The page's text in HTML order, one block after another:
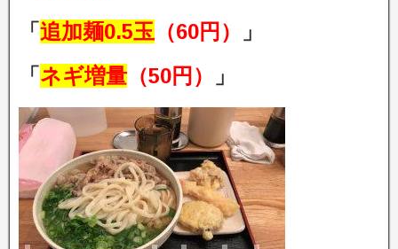
「 追加麺0.5玉 （60円）
」
「 ネギ増量 （50円） 」